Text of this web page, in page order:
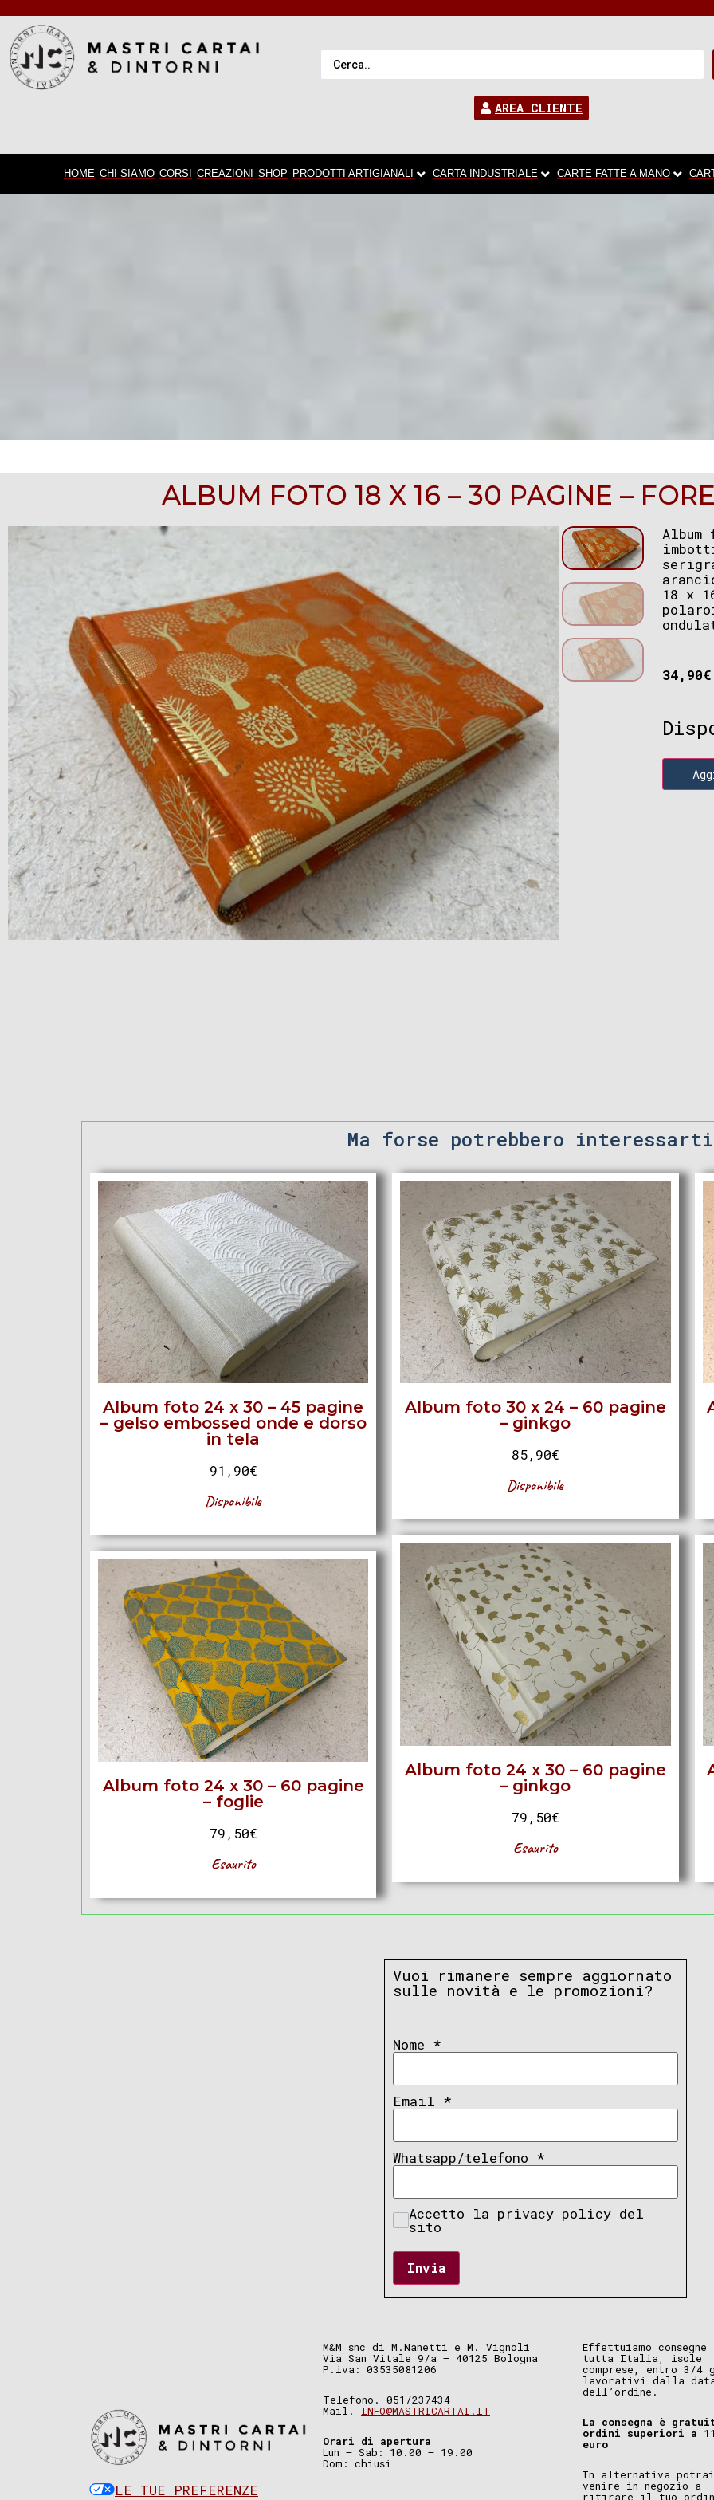
AREA CLIENTE
HOME CHI SIAMO CORSI CREAZIONI SHOP PRODOTTI ARTIGIANALI CARTA INDUSTRIALE CARTE FATTE A MANO
ALBUM FOTO 18 X 16 – 30 PAGINE –
18 x
34,90€
Ma forse potrebbero
Album foto 24 x 30 – 45 pagine
– gelso embossed onde e dorso
in tela
91,90€
Disponibile
Album foto 30 x 24 – 60 pagine
– ginkgo
85,90€
Disponibile
Album foto 24 x 30 – 60 pagine
– ginkgo
79,50€
Esaurito
Album foto 24 x 30 – 60 pagine
– foglie
79,50€
Esaurito
Vuoi rimanere sempre aggiornato
sulle novità e le promozioni?
Nome *
Email *
Whatsapp/telefono *
Accetto la privacy policy del
sito
Invia
LE TUE PREFERENZE
M&M snc di M.Nanetti e M. Vignoli
Via San Vitale 9/a – 40125 Bologna
P.iva: 03535081206
Telefono. 051/237434
Mail. INFO@MASTRICARTAI.IT
Orari di apertura
Lun – Sab: 10.00 – 19.00
Dom: chiusi
Effettuiamo consegne
tutta Italia, isole
comprese, entro 3/4
lavorativi dalla
dell’ordine.
La consegna è
ordini superiori a
euro
In alternativa potrai
venire in negozio a
ritirare il tuo